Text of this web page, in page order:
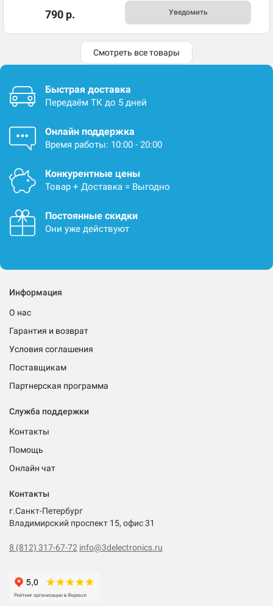
790 р. Уведомить
Смотреть все товары
Быстрая доставка
Передаём ТК до 5 дней
Онлайн поддержка
Время работы: 10:00 - 20:00
Конкурентные цены
Товар + Доставка = Выгодно
Постоянные скидки
Они уже действуют
Информация
О нас
Гарантия и возврат
Условия соглашения
Поставщикам
Партнерская программа
Служба поддержки
Контакты
Помощь
Онлайн чат
Контакты
г.Санкт-Петербург
Владимирский проспект 15, офис 31
8 (812) 317-67-72 info@3delectronics.ru